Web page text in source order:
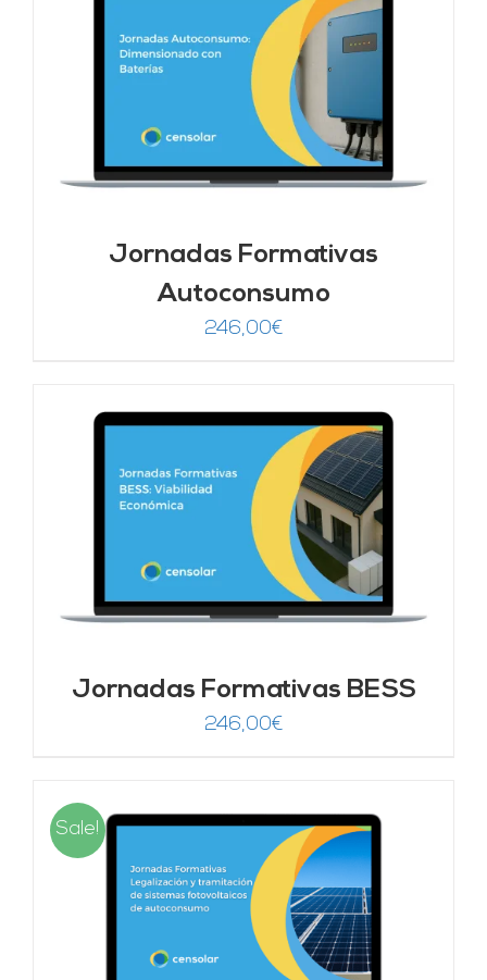
Jornadas Formativas
Autoconsumo
246,00€
Jornadas Formativas BESS
246,00€
Sale!